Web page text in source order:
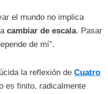
el mundo no implica
cambiar de escala. Pasar
de mí”.
la reflexión deCuatro
es finito, radicalmente